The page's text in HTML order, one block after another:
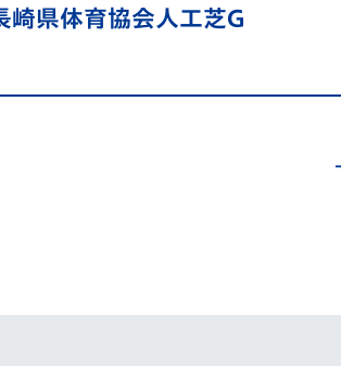
フォトギャラリー
Revive Team
セス
県体育協会人工芝G